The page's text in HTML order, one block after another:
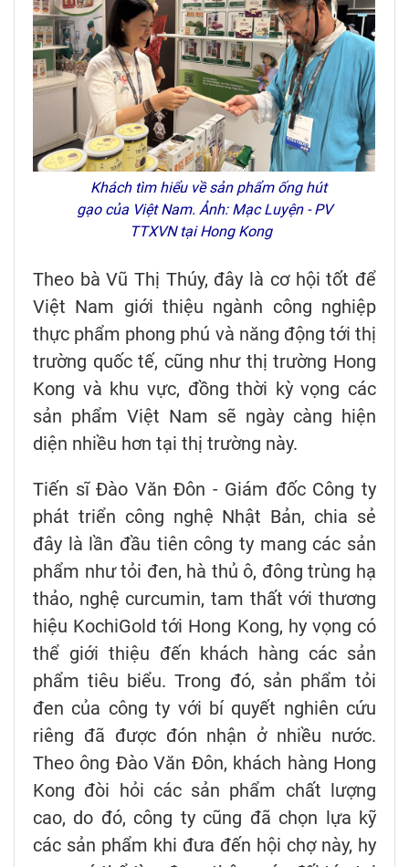
Khách tìm hiểu về sản phẩm ống hút
gạo của Việt Nam. Ảnh: Mạc Luyện - PV
TTXVN tại Hong Kong
Theo bà Vũ Thị Thúy, đây là cơ hội tốt để
Việt Nam giới thiệu ngành công nghiệp
thực phẩm phong phú và năng động tới thị
trường quốc tế, cũng như thị trường Hong
Kong và khu vực, đồng thời kỳ vọng các
sản phẩm Việt Nam sẽ ngày càng hiện
diện nhiều hơn tại thị trường này.
Tiến sĩ Đào Văn Đôn - Giám đốc Công ty
phát triển công nghệ Nhật Bản, chia sẻ
đây là lần đầu tiên công ty mang các sản
phẩm như tỏi đen, hà thủ ô, đông trùng hạ
thảo, nghệ curcumin, tam thất với thương
hiệu KochiGold tới Hong Kong, hy vọng có
thể giới thiệu đến khách hàng các sản
phẩm tiêu biểu. Trong đó, sản phẩm tỏi
đen của công ty với bí quyết nghiên cứu
riêng đã được đón nhận ở nhiều nước.
Theo ông Đào Văn Đôn, khách hàng Hong
Kong đòi hỏi các sản phẩm chất lượng
cao, do đó, công ty cũng đã chọn lựa kỹ
các sản phẩm khi đưa đến hội chợ này, hy